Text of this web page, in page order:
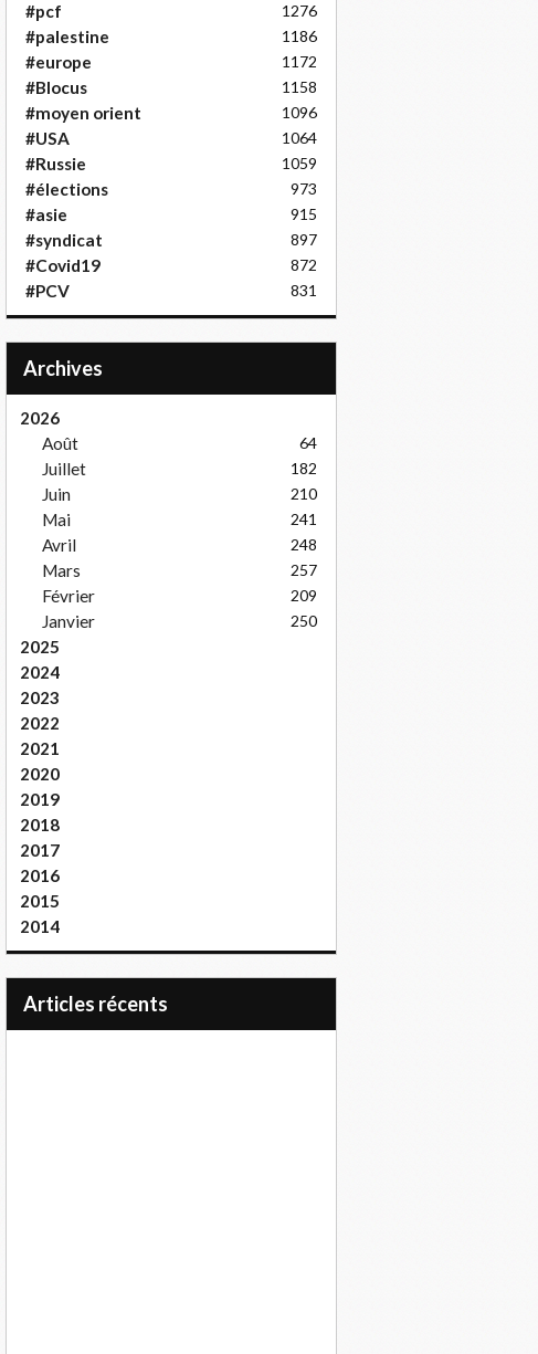
#pcf 1276
#palestine 1186
#europe 1172
#Blocus 1158
#moyen orient 1096
#USA 1064
#Russie 1059
#élections 973
#asie 915
#syndicat 897
#Covid19 872
#PCV 831
Archives
2026
Août
64
Juillet 182
Juin 210
Mai 241
Avril 248
Mars 257
Février 209
Janvier 250
2025
2024
2023
2022
2021
2020
2019
2018
2017
2016
2015
2014
articles récents